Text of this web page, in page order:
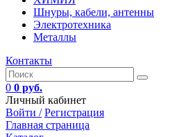
Шнуры, кабели, антенны
Электротехника
Металлы
Контакты
0 0 руб.
Личный кабинет
Войти / Регистрация
Главная страница